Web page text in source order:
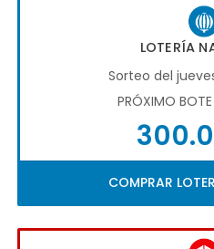
LOTERÍA
Sorteo del
PRÓXIMO
COMPRAR